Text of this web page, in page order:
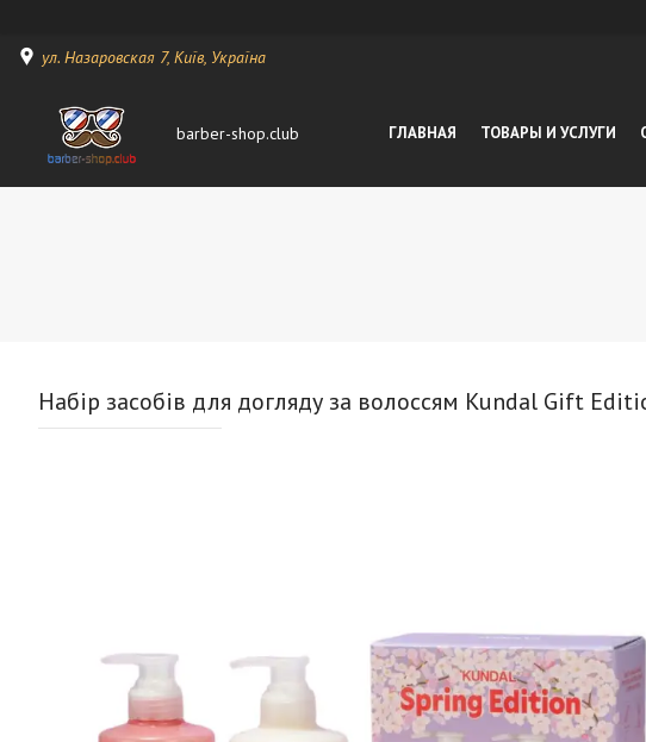
ул. Назаровская 7, Київ, Україна
barber-shop.club ГЛАВНАЯ ТОВАРЫ И УСЛУГИ
Набір засобів для догляду за волоссям Kundal Gift